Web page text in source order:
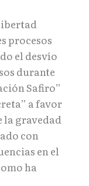
procesos
el desvío
durante
Safiro”
a favor
la gravedad
con
en el
ha